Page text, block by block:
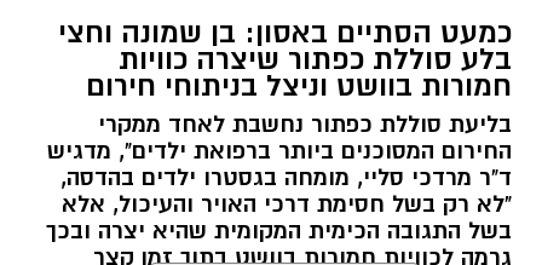
הסמים המסוכנים, בוצעו בימים האחרונים שתי
פעילויות ממוקדות, שהובילו למעצר של שלושה
החשודים כסמים מסוכנים, כסף מזומן ואמצעים
נוספים.
בפעילות בלשי תחנת לב הבירה שביצעו חיפוש
כמעט הסתיים באסון: בן שמונה וחצי
בלע סוללת כפתור שיצרה כוויות
חמורות בוושט וניצל בניתוחי חירום
בליעת סוללת כפתור נחשבת לאחד ממקרי
החירום המסוכנים ביותר ברפואת ילדים", מדגיש
ד"ר מרדכי סליי, מומחה בגסטרו ילדים בהדסה,
"לא רק בשל חסימת דרכי האויר והעיכול, אלא
בשל התגובה הכימית המקומית שהיא יצרה ובכך
גרמה לכוויות חמורות בוושט בתוך זמן קצר